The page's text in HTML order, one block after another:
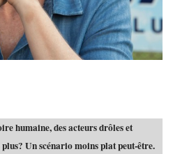
humaine, des acteurs drôles et
Un scénario moins plat peut-être.